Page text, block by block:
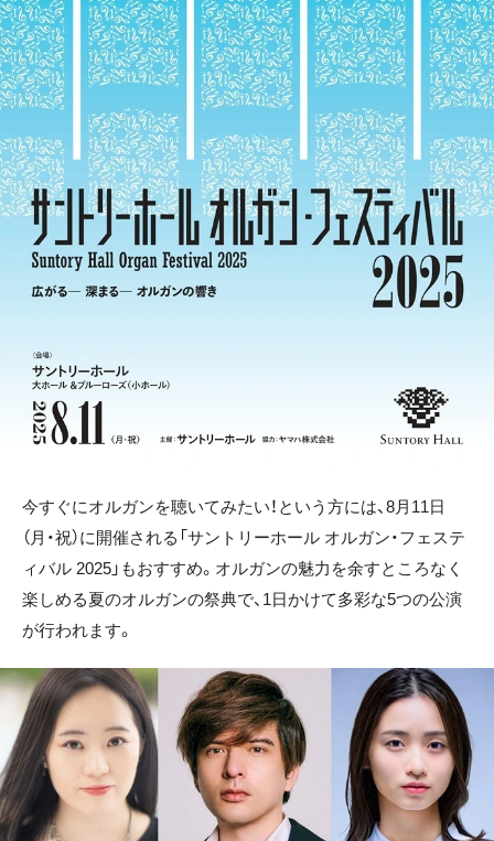
今すぐにオルガンを聴いてみたい！という方には、8月11日
（月・祝）に開催される「サントリーホール オルガン・フェステ
ィバル 2025」もおすすめ。オルガンの魅力を余すところなく
楽しめる夏のオルガンの祭典で、1日かけて多彩な5つの公演
が行われます。